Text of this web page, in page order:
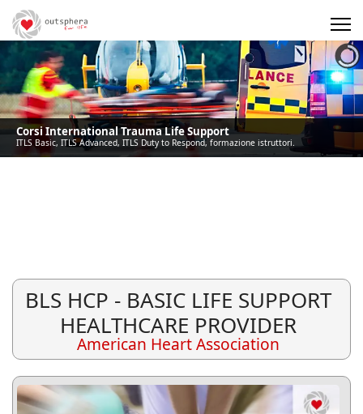
Corsi International Trauma Life Support
ITLS Basic, ITLS Advanced, ITLS Duty to Respond, formazione istruttori.
BLS HCP - BASIC LIFE SUPPORT
HEALTHCARE PROVIDER
American Heart Association